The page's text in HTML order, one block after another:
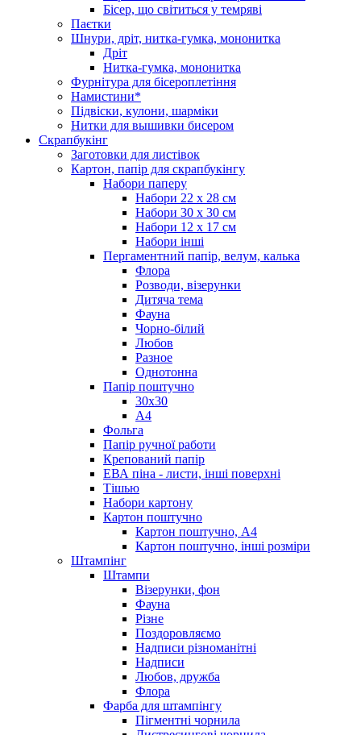
Бісер, що світиться у темряві
Паєтки
Шнури, дріт, нитка-гумка, мононитка
Дріт
Нитка-гумка, мононитка
Фурнітура для бісероплетіння
Намистини*
Підвіски, кулони, шарміки
Нитки для вышивки бисером
Скрапбукінг
Заготовки для листівок
Картон, папір для скрапбукінгу
Набори паперу
Набори 22 х 28 см
Набори 30 х 30 см
Набори 12 х 17 см
Набори інші
Пергаментний папір, велум, калька
Флора
Розводи, візерунки
Дитяча тема
Фауна
Чорно-білий
Любов
Разное
Однотонна
Папір поштучно
30х30
А4
Фольга
Папір ручної работи
Крепований папір
ЕВА піна - листи, інші поверхні
Тішью
Набори картону
Картон поштучно
Картон поштучно, А4
Картон поштучно, інші розміри
Штампінг
Штампи
Візерунки, фон
Фауна
Різне
Поздоровляємо
Надписи різноманітні
Надписи
Любов, дружба
Флора
Фарба для штампінгу
Пігментні чорнила